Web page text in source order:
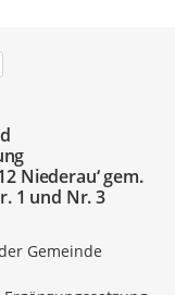
Niederau‘ gem.
1 und Nr. 3
Gemeinde